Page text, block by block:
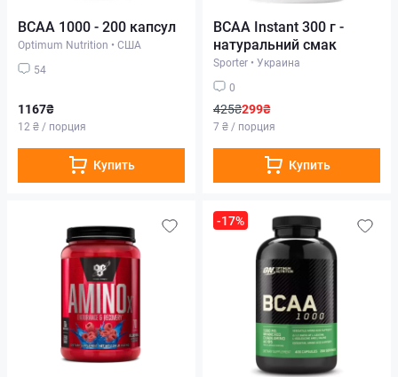
BCAA 1000 - 200 капсул
Optimum Nutrition • США
54
1167₴
12 ₴ / порция
Купить
BCAA Instant 300 г -
натуральний смак
Sporter • Украина
0
425₴299₴
7 ₴ / порция
Купить
-17%